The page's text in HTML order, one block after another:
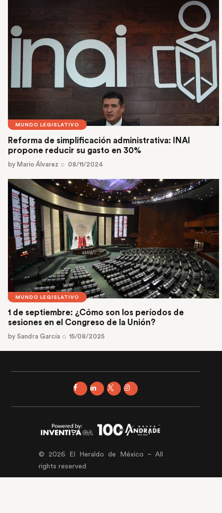
MUNDO LEGISLATIVO
Reforma de simplificación administrativa: INAI
propone reducir su gasto en 30%
by Mario Álvarez 08/11/2024
MUNDO LEGISLATIVO
1 de septiembre: ¿Cómo son los períodos de
sesiones en el Congreso de la Unión?
by Sandra García 15/08/2025
© 2026 El Heraldo de México – All
rights reserved